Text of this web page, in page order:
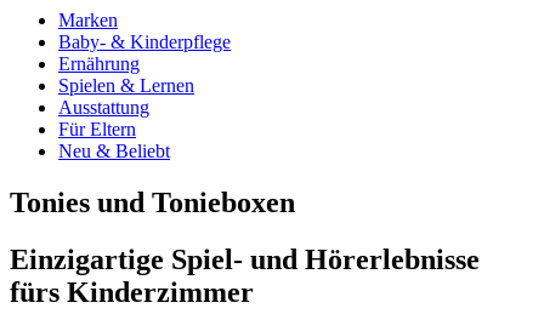
Marken
Baby- & Kinderpflege
Ernährung
Spielen & Lernen
Ausstattung
Für Eltern
Neu & Beliebt
Tonies und Tonieboxen
Einzigartige Spiel- und Hörerlebnisse
fürs Kinderzimmer